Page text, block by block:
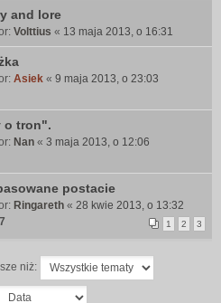
and lore
Volttius « 13 maja 2013, o 16:31
Asiek « 9 maja 2013, o 23:03
o tron".
Nan « 3 maja 2013, o 12:06
postacie
Ringareth « 28 kwie 2013, o 13:32
1 2 3
niż: